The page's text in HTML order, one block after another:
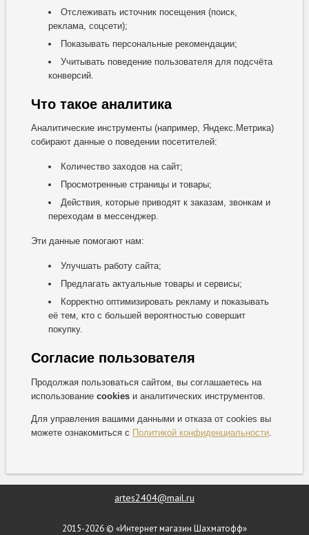
Отслеживать источник посещения (поиск,
реклама, соцсети);
Показывать персональные рекомендации;
Учитывать поведение пользователя для подсчёта
конверсий.
Что такое аналитика
Аналитические инструменты (например, Яндекс.Метрика)
собирают данные о поведении посетителей:
Количество заходов на сайт;
Просмотренные страницы и товары;
Действия, которые приводят к заказам, звонкам и
переходам в мессенджер.
Эти данные помогают нам:
Улучшать работу сайта;
Предлагать актуальные товары и сервисы;
Корректно оптимизировать рекламу и показывать
её тем, кто с большей вероятностью совершит
покупку.
Согласие пользователя
Продолжая пользоваться сайтом, вы соглашаетесь на
использованиеcookies и аналитических инструментов.
Для управления вашими данными и отказа от cookies вы
можете ознакомиться с Политикой конфиденциальности.
artes2404@mail.ru
2015-2026 © «Интернет магазин Шахматофф»